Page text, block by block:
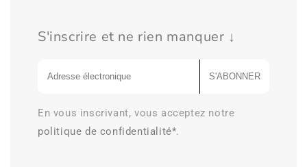
S'inscrire et ne rien manquer ↓
S'ABONNER
En vous inscrivant, vous acceptez notre
politique de confidentialité*.